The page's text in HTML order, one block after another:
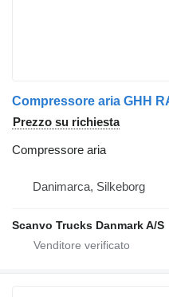
Prezzo su richiesta
Compressore aria
Danimarca, Silkeborg
Scanvo Trucks Danmark A/S